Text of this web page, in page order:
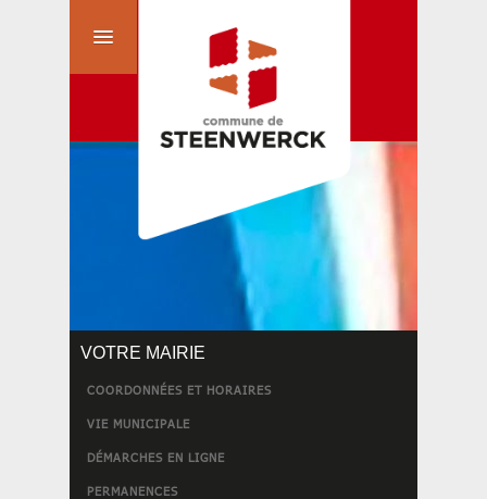
VOTRE MAIRIE
COORDONNÉES ET HORAIRES
VIE MUNICIPALE
DÉMARCHES EN LIGNE
PERMANENCES